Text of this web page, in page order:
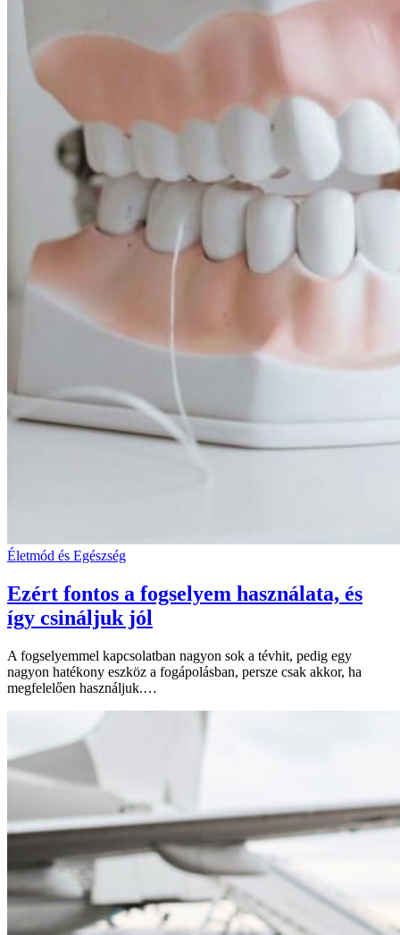
Életmód és Egészség
Ezért fontos a fogselyem használata, és
így csináljuk jól
A fogselyemmel kapcsolatban nagyon sok a tévhit, pedig egy
nagyon hatékony eszköz a fogápolásban, persze csak akkor, ha
megfelelően használjuk.…